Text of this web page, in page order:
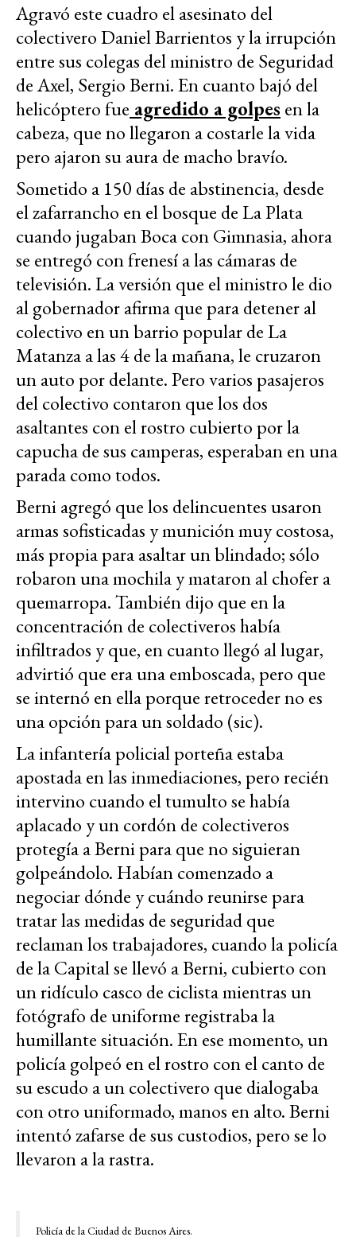
Agravó este cuadro el asesinato del
colectivero Daniel Barrientos y la irrupción
entre sus colegas del ministro de Seguridad
de Axel, Sergio Berni. En cuanto bajó del
helicóptero fue agredido a golpes en la
cabeza, que no llegaron a costarle la vida
pero ajaron su aura de macho bravío.
Sometido a 150 días de abstinencia, desde
el zafarrancho en el bosque de La Plata
cuando jugaban Boca con Gimnasia, ahora
se entregó con frenesí a las cámaras de
televisión. La versión que el ministro le dio
al gobernador afirma que para detener al
colectivo en un barrio popular de La
Matanza a las 4 de la mañana, le cruzaron
un auto por delante. Pero varios pasajeros
del colectivo contaron que los dos
asaltantes con el rostro cubierto por la
capucha de sus camperas, esperaban en una
parada como todos.
Berni agregó que los delincuentes usaron
armas sofisticadas y munición muy costosa,
más propia para asaltar un blindado; sólo
robaron una mochila y mataron al chofer a
quemarropa. También dijo que en la
concentración de colectiveros había
infiltrados y que, en cuanto llegó al lugar,
advirtió que era una emboscada, pero que
se internó en ella porque retroceder no es
una opción para un soldado (sic).
La infantería policial porteña estaba
apostada en las inmediaciones, pero recién
intervino cuando el tumulto se había
aplacado y un cordón de colectiveros
protegía a Berni para que no siguieran
golpeándolo. Habían comenzado a
negociar dónde y cuándo reunirse para
tratar las medidas de seguridad que
reclaman los trabajadores, cuando la policía
de la Capital se llevó a Berni, cubierto con
un ridículo casco de ciclista mientras un
fotógrafo de uniforme registraba la
humillante situación. En ese momento, un
policía golpeó en el rostro con el canto de
su escudo a un colectivero que dialogaba
con otro uniformado, manos en alto. Berni
intentó zafarse de sus custodios, pero se lo
llevaron a la rastra.
Policía de la Ciudad de Buenos Aires.